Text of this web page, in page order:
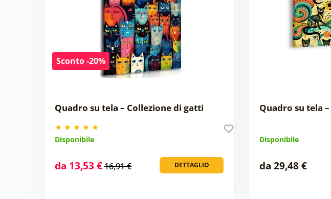
Sconto -20%
Quadro su tela – Collezione di gatti
Disponibile
DETTAGLIO
da 13,53 €16,91 €
Quadro su tela
Disponibile
da 29,48 €